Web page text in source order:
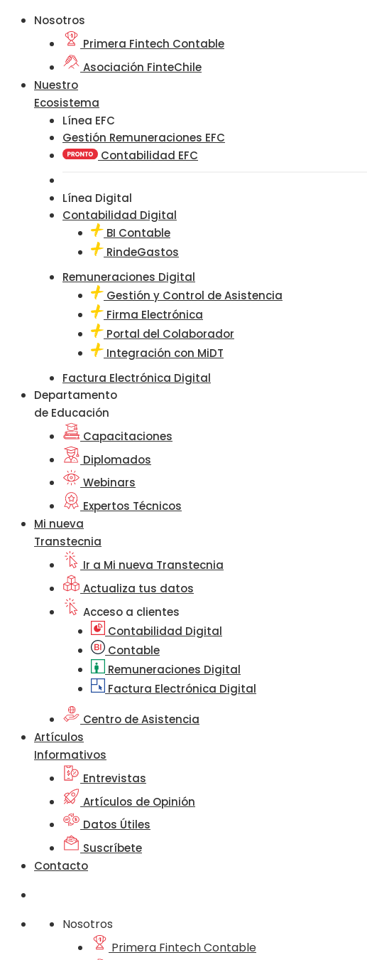
Nosotros
Primera Fintech Contable
Asociación FinteChile
Nuestro
Ecosistema
Línea EFC
Gestión Remuneraciones EFC
Contabilidad EFC
Línea Digital
Contabilidad Digital
BI Contable
RindeGastos
Remuneraciones Digital
Gestión y Control de Asistencia
Firma Electrónica
Portal del Colaborador
Integración con MiDT
Factura Electrónica Digital
Departamento
de Educación
Capacitaciones
Diplomados
Webinars
Expertos Técnicos
Mi nueva
Transtecnia
Ir a Mi nueva Transtecnia
Actualiza tus datos
Acceso a clientes
Contabilidad Digital
Contable
Remuneraciones Digital
Factura Electrónica Digital
Centro de Asistencia
Artículos
Informativos
Entrevistas
Artículos de Opinión
Datos Útiles
Suscríbete
Contacto
Nosotros
Primera Fintech Contable